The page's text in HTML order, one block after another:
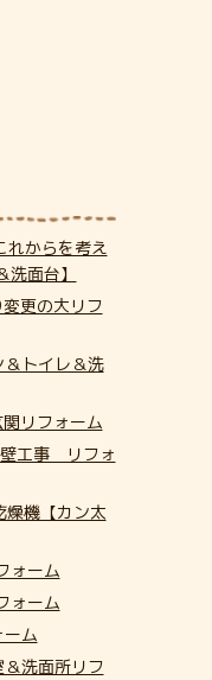
からを考え
面台】
更の大リフ
トイレ＆洗
リフォーム
工事 リフォ
機【カン太
ォーム
ォーム
ム
洗面所リフ